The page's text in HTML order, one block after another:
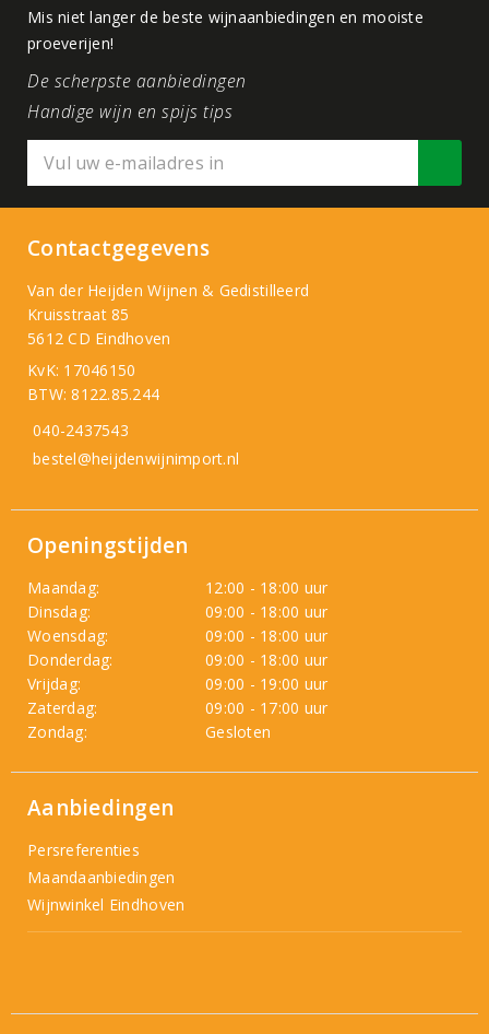
Mis niet langer de beste wijnaanbiedingen en mooiste
proeverijen!
De scherpste aanbiedingen
Handige wijn en spijs tips
Contactgegevens
Van der Heijden Wijnen & Gedistilleerd
Kruisstraat 85
5612 CD Eindhoven
KvK: 17046150
BTW: 8122.85.244
040-2437543
bestel@heijdenwijnimport.nl
Openingstijden
Maandag:
12:00 - 18:00 uur
Dinsdag:
09:00 - 18:00 uur
Woensdag:
09:00 - 18:00 uur
Donderdag:
09:00 - 18:00 uur
Vrijdag:
09:00 - 19:00 uur
Zaterdag:
09:00 - 17:00 uur
Zondag:
Gesloten
Aanbiedingen
Persreferenties
Maandaanbiedingen
Wijnwinkel Eindhoven